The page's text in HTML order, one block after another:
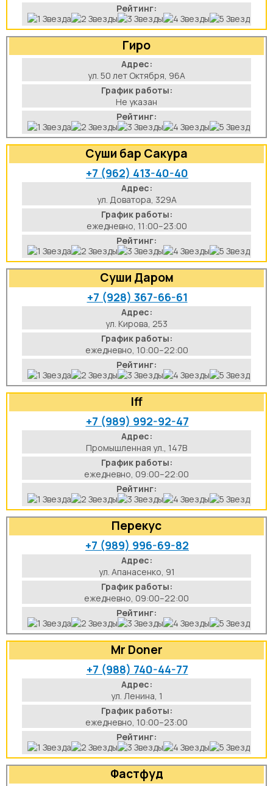
Рейтинг:
Гиро
Адрес:
ул. 50 лет Октября, 96А
График работы:
Не указан
Рейтинг:
Суши бар Сакура
+7 (962) 413-40-40
Адрес:
ул. Доватора, 329А
График работы:
ежедневно, 11:00–23:00
Рейтинг:
Суши Даром
+7 (928) 367-66-61
Адрес:
ул. Кирова, 253
График работы:
ежедневно, 10:00–22:00
Рейтинг:
Iff
+7 (989) 992-92-47
Адрес:
Промышленная ул., 147В
График работы:
ежедневно, 09:00–22:00
Рейтинг:
Перекус
+7 (989) 996-69-82
Адрес:
ул. Апанасенко, 91
График работы:
ежедневно, 09:00–22:00
Рейтинг:
Mr Doner
+7 (988) 740-44-77
Адрес:
ул. Ленина, 1
График работы:
ежедневно, 10:00–23:00
Рейтинг:
Фастфуд